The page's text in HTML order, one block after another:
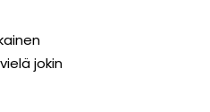
jokin